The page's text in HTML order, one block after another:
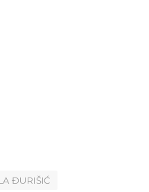
ĐURIŠIĆ